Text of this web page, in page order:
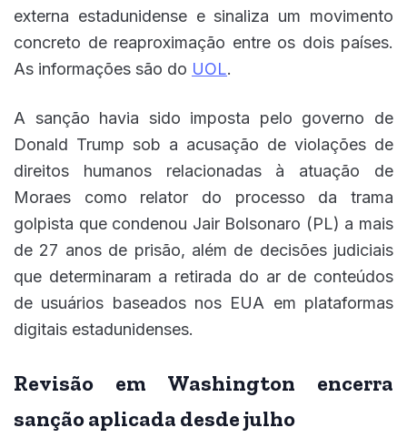
externa estadunidense e sinaliza um movimento
concreto de reaproximação entre os dois países.
As informações são do UOL.
A sanção havia sido imposta pelo governo de
Donald Trump sob a acusação de violações de
direitos humanos relacionadas à atuação de
Moraes como relator do processo da trama
golpista que condenou Jair Bolsonaro (PL) a mais
de 27 anos de prisão, além de decisões judiciais
que determinaram a retirada do ar de conteúdos
de usuários baseados nos EUA em plataformas
digitais estadunidenses.
Revisão em Washington encerra
sanção aplicada desde julho